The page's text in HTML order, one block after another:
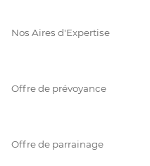
Nos Aires d'Expertise
Offre de prévoyance
Offre de parrainage